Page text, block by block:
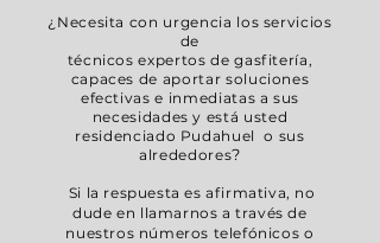
¿Necesita con urgencia los servicios
de
técnicos expertos de gasfitería,
capaces de aportar soluciones
efectivas e inmediatas a sus
necesidades y está usted
residenciado Pudahuel o sus
alrededores?
Si la respuesta es afirmativa, no
dude en llamarnos a través de
nuestros números telefónicos o